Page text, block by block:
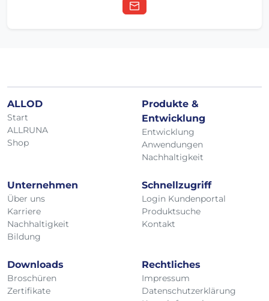
ALLOD
Start
ALLRUNA
Shop
Produkte &
Entwicklung
Entwicklung
Anwendungen
Nachhaltigkeit
Unternehmen
Über uns
Karriere
Nachhaltigkeit
Bildung
Schnellzugriff
Login Kundenportal
Produktsuche
Kontakt
Downloads
Broschüren
Zertifikate
Rechtliches
Impressum
Datenschutzerklärung